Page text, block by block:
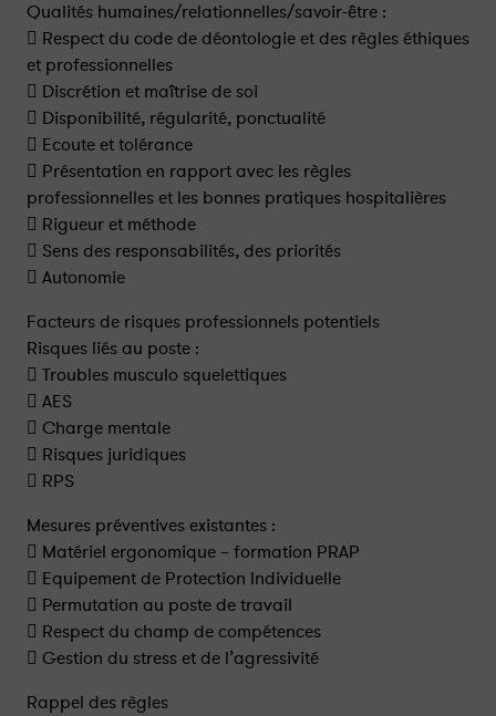
Qualités humaines/relationnelles/savoir-être :
 Respect du code de déontologie et des règles éthiques
et professionnelles
 Discrétion et maîtrise de soi
 Disponibilité, régularité, ponctualité
 Ecoute et tolérance
 Présentation en rapport avec les règles
professionnelles et les bonnes pratiques hospitalières
 Rigueur et méthode
 Sens des responsabilités, des priorités
 Autonomie
Facteurs de risques professionnels potentiels
Risques liés au poste :
 Troubles musculo squelettiques
 AES
 Charge mentale
 Risques juridiques
 RPS
Mesures préventives existantes :
 Matériel ergonomique – formation PRAP
 Equipement de Protection Individuelle
 Permutation au poste de travail
 Respect du champ de compétences
 Gestion du stress et de l’agressivité
Rappel des règles